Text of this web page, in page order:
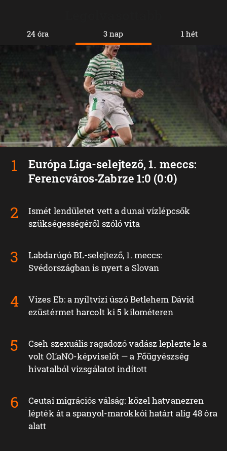
24 óra 3 nap
Európa Liga-selejtező, 1. meccs:
Ferencváros‑Zabrze 1:0 (0:0)
Ismét lendületet vett a dunai vízlépcsők
szükségességéről szóló vita
Labdarúgó BL-selejtező, 1. meccs:
Svédországban is nyert a Slovan
Vizes Eb: a nyíltvízi úszó Betlehem Dávid
ezüstérmet harcolt ki 5 kilométeren
Cseh szexuális ragadozó vadász leplezte le a
volt OĽaNO-képviselőt — a Főügyészség
hivatalból vizsgálatot indított
Ceutai migrációs válság: közel hatvanezren
lépték át a spanyol-marokkói határt alig 48 óra
alatt
1 hét